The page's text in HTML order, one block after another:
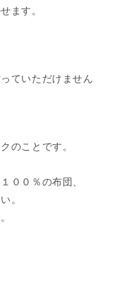
ます。
ていただけません
のことです。
００％の布団、
。